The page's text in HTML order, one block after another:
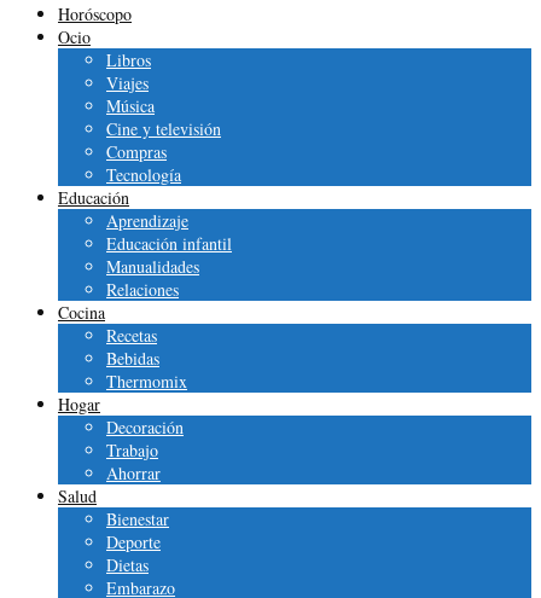
Horóscopo
Ocio
Libros
Viajes
Música
Cine y televisión
Compras
Tecnología
Educación
Aprendizaje
Educación infantil
Manualidades
Relaciones
Cocina
Recetas
Bebidas
Thermomix
Hogar
Decoración
Trabajo
Ahorrar
Salud
Bienestar
Deporte
Dietas
Embarazo